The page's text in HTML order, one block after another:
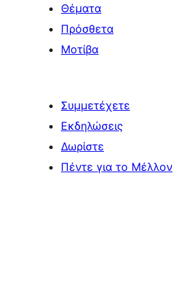
Θέματα
Πρόσθετα
Μοτίβα
Συμμετέχετε
Εκδηλώσεις
Δωρίστε
Πέντε για το Μέλλον